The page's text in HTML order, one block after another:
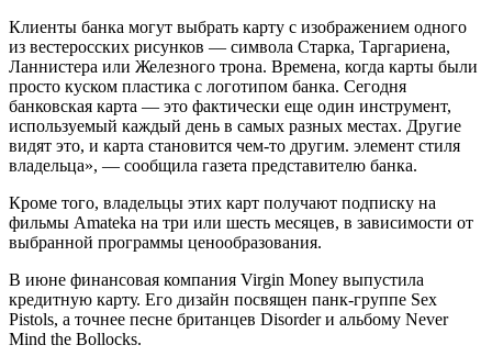
Клиенты банка могут выбрать карту с изображением одного
из вестеросских рисунков — символа Старка, Таргариена,
Ланнистера или Железного трона. Времена, когда карты были
просто куском пластика с логотипом банка. Сегодня
банковская карта — это фактически еще один инструмент,
используемый каждый день в самых разных местах. Другие
видят это, и карта становится чем-то другим. элемент стиля
владельца», — сообщила газета представителю банка.
Кроме того, владельцы этих карт получают подписку на
фильмы Amateka на три или шесть месяцев, в зависимости от
выбранной программы ценообразования.
В июне финансовая компания Virgin Money выпустила
кредитную карту. Его дизайн посвящен панк-группе Sex
Pistols, а точнее песне британцев Disorder и альбому Never
Mind the Bollocks.